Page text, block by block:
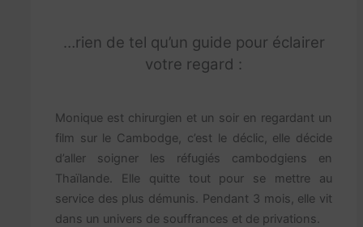
…rien de tel qu’un guide pour éclairer
votre regard :
Monique est chirurgien et un soir en regardant un
film sur le Cambodge, c’est le déclic, elle décide
d’aller soigner les réfugiés cambodgiens en
Thaïlande. Elle quitte tout pour se mettre au
service des plus démunis. Pendant 3 mois, elle vit
dans un univers de souffrances et de privations.